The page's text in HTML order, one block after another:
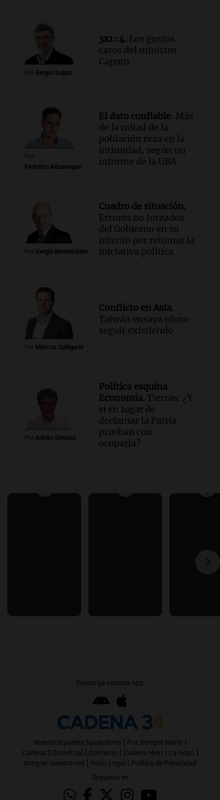
Episodios
Audio.
Tormentas y filtraciones: "El
agua entra por donde menos
imaginamos"
Una Mañana para todos Rosario
Por Sergio Suppo
3x1=4. Los gustos
caros del ministro
Caputo
Por
Federico Albarenque
El dato confiable. Más
de la mitad de la
población reza en la
intimidad, según un
informe de la UBA
Por Sergio Berensztein
Cuadro de situación.
Errores no forzados
del Gobierno en su
intento por retomar la
iniciativa política
Por Marcos Calligaris
Conflicto en Asia.
Taiwán ensaya cómo
seguir existiendo
Por Adrián Simioni
Política esquina
Economía. Tierras: ¿Y
si en lugar de
declamar la Patria
prueban con
ocuparla?
Descargá nuestra App
Nuestros padres fundadores | Por siempre Mario |
Cadena 3 Comercial | Contacto | Cadena Heat | La Popu |
Integrar nuestra red | Aviso Legal | Política de Privacidad
Seguinos en